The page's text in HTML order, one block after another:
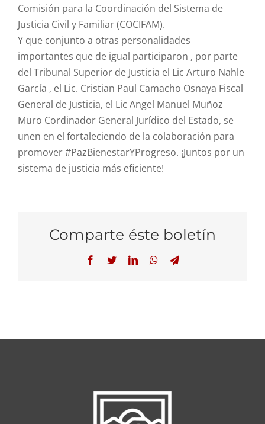
Comisión para la Coordinación del Sistema de
Justicia Civil y Familiar (COCIFAM).
Y que conjunto a otras personalidades
importantes que de igual participaron , por parte
del Tribunal Superior de Justicia el Lic Arturo Nahle
García , el Lic. Cristian Paul Camacho Osnaya Fiscal
General de Justicia, el Lic Angel Manuel Muñoz
Muro Cordinador General Jurídico del Estado, se
unen en el fortaleciendo de la colaboración para
promover #PazBienestarYProgreso. ¡Juntos por un
sistema de justicia más eficiente!
Comparte éste boletín
Facebook
TwitterLinkedInWhatsAppTelegram